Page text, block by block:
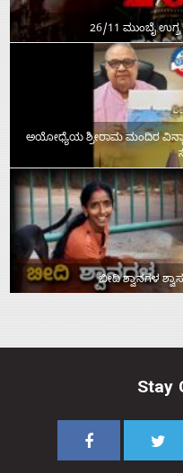
26/11 ಮುಂಬೈ
ಅಯೋಧ್ಯೆಯ ಶ್ರೀರಾಮ ಮಂದಿರ
ಬೀದಿ ಶ್ವಾನಗಳ
Stay